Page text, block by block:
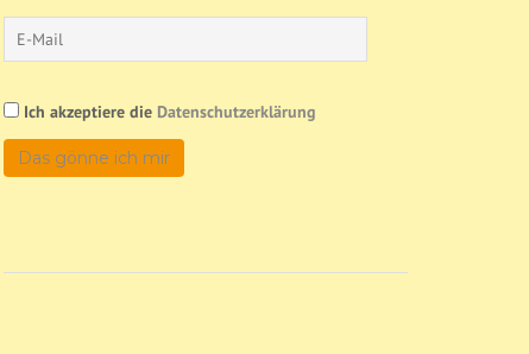
Ich akzeptiere die Datenschutzerklärung
Das gönne ich mir